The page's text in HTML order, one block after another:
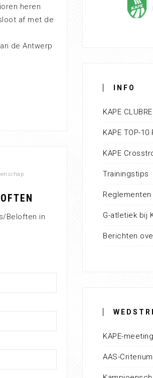
heren
af met de
de Antwerp
Beloften in
INFO
KAPE
KAPE TOP-10
KAPE
Trainingstips
Reglementen
G-atletiek bij
Berichten
KAPE-
AAS-Criterium